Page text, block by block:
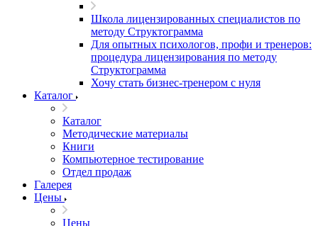
Школа лицензированных специалистов по
методу Структограмма
Для опытных психологов, профи и тренеров:
процедура лицензирования по методу
Структограмма
Хочу стать бизнес-тренером с нуля
Каталог
Каталог
Методические материалы
Книги
Компьютерное тестирование
Отдел продаж
Галерея
Цены
Цены